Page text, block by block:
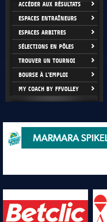
ACCÉDER AUX RÉSULTATS
ESPACES ENTRAÎNEURS
ESPACES ARBITRES
SÉLECTIONS EN PÔLES
TROUVER UN TOURNOI
BOURSE À L'EMPLOI
MY COACH BY FFVOLLEY